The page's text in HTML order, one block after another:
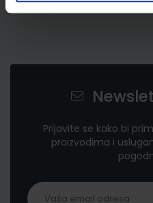
Prijavite se kako bi
proizvodima i